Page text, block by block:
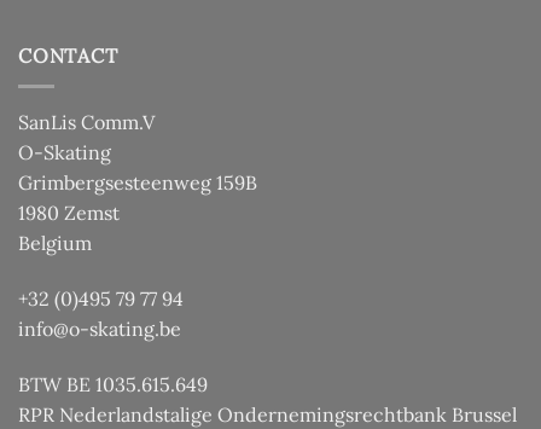
CONTACT
SanLis Comm.V
O-Skating
Grimbergsesteenweg 159B
1980 Zemst
Belgium
+32 (0)495 79 77 94
info@o-skating.be
BTW BE 1035.615.649
RPR Nederlandstalige Ondernemingsrechtbank Brussel